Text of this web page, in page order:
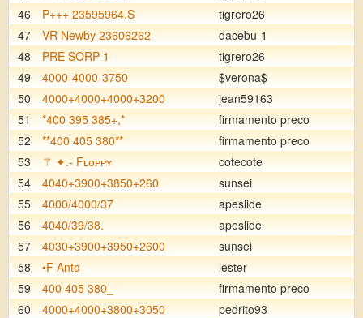
46
P+++ 23595964.S
tigrero26
47
VR Newby 23606262
dacebu-1
48
PRE SORP 1
tigrero26
49
4000-4000-3750
$verona$
50
4000+4000+4000+3200
jean59163
51
*400 395 385+,*
firmamento preco
52
**400 405 380**
firmamento preco
53
⚚ ✦.- Fʟᴏᴘᴘʏ
cotecote
54
4040+3900+3850+260
sunsei
55
4000/4000/37
apeslide
56
4040/39/38.
apeslide
57
4030+3900+3950+2600
sunsei
58
•F Anto
lester
59
400 405 380_
firmamento preco
60
4000+4000+3800+3050
pedrito93